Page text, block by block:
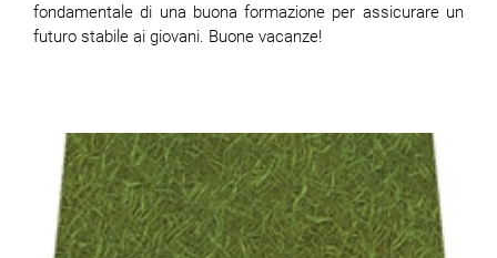
fondamentale di una buona formazione per assicurare un
futuro stabile ai giovani. Buone vacanze!